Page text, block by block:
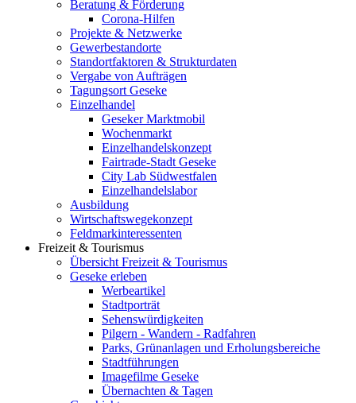
Beratung & Förderung
Corona-Hilfen
Projekte & Netzwerke
Gewerbestandorte
Standortfaktoren & Strukturdaten
Vergabe von Aufträgen
Tagungsort Geseke
Einzelhandel
Geseker Marktmobil
Wochenmarkt
Einzelhandelskonzept
Fairtrade-Stadt Geseke
City Lab Südwestfalen
Einzelhandelslabor
Ausbildung
Wirtschaftswegekonzept
Feldmarkinteressenten
Freizeit & Tourismus
Übersicht Freizeit & Tourismus
Geseke erleben
Werbeartikel
Stadtporträt
Sehenswürdigkeiten
Pilgern - Wandern - Radfahren
Parks, Grünanlagen und Erholungsbereiche
Stadtführungen
Imagefilme Geseke
Übernachten & Tagen